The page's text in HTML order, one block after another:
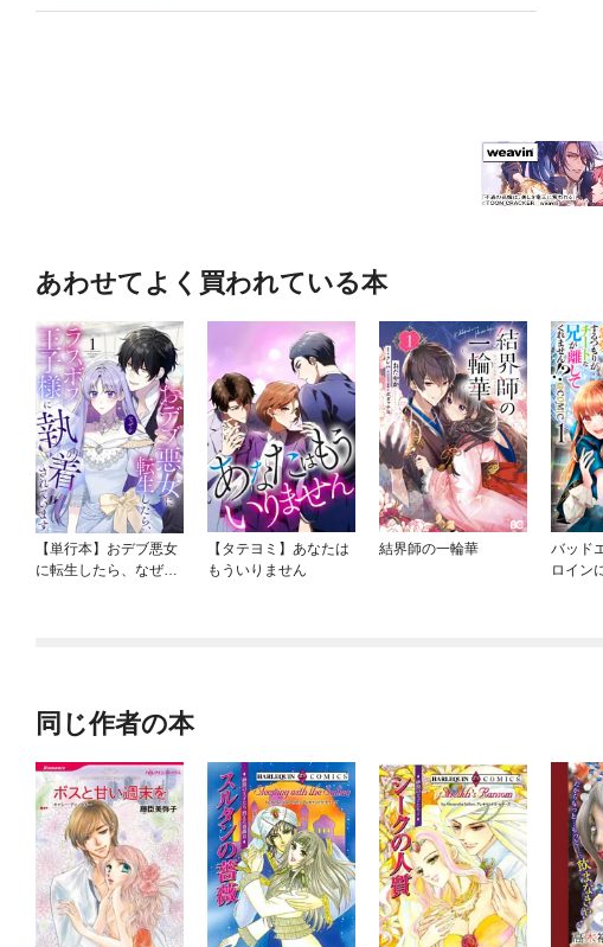
あわせてよく買われている本
【単行本】おデブ悪女
に転生したら、なぜか
【タテヨミ】あなたは
もういりません
結界師の一輪華
バッド
ロイン
同じ作者の本